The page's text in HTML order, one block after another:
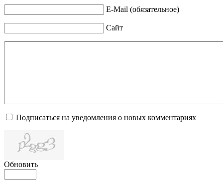
E-Mail (обязательное)
Сайт
Подписаться на уведомления о новых комментариях
Обновить